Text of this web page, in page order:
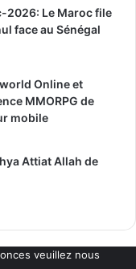
2026: Le Maroc file
face au Sénégal
Online et
MMORPG de
mobile
Attiat Allah de
veuillez nous